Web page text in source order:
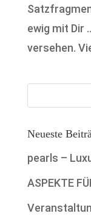
ewig mit Dir
versehen.
Neueste
pearls –
ASPEKTE